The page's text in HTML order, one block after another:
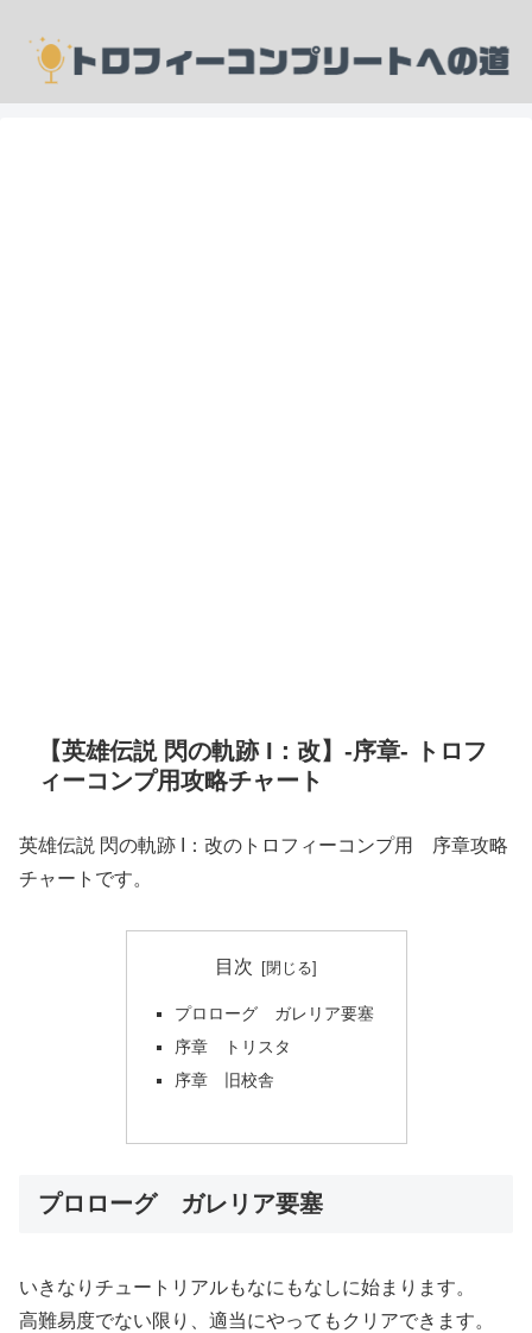
【英雄伝説 閃の軌跡 I：改】-序章- トロフ
ィーコンプ用攻略チャート
英雄伝説 閃の軌跡 I：改のトロフィーコンプ用 序章攻略
チャートです。
目次
プロローグ ガレリア要塞
序章 トリスタ
序章 旧校舎
プロローグ ガレリア要塞
いきなりチュートリアルもなにもなしに始まります。
高難易度でない限り、適当にやってもクリアできます。